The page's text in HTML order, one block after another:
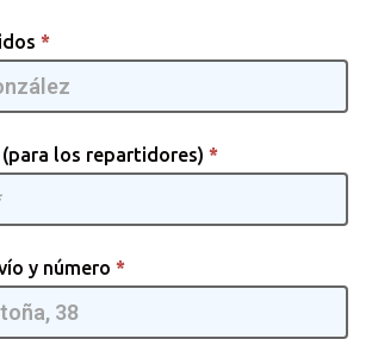
*
los repartidores) *
y número *